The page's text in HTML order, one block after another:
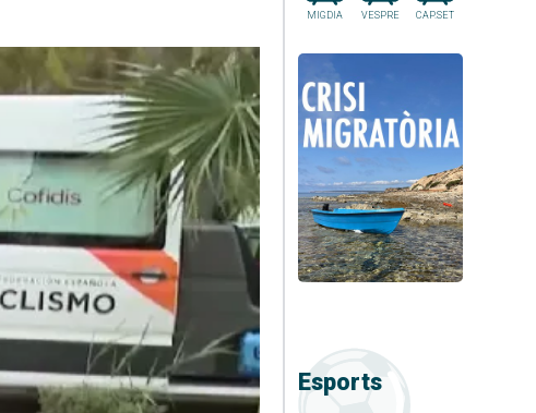
MIGDIA VESPRE CAP.SET
Esports